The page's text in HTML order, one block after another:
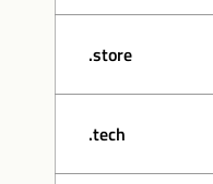
.store
.tech